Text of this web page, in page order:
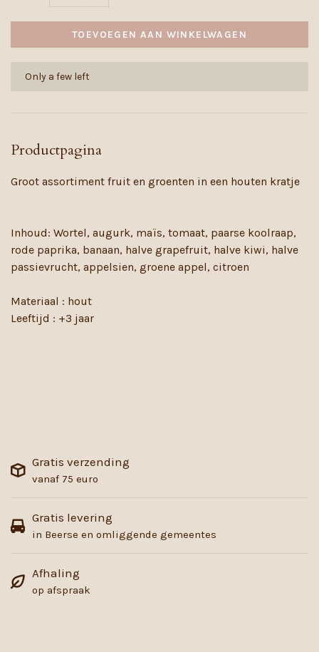
TOEVOEGEN AAN WINKELWAGEN
Only a few left
Productpagina
Groot assortiment fruit en groenten in een houten kratje
Inhoud: Wortel, augurk, maïs, tomaat, paarse koolraap,
rode paprika, banaan, halve grapefruit, halve kiwi, halve
passievrucht, appelsien, groene appel, citroen
Materiaal : hout
Leeftijd : +3 jaar
Gratis verzending
vanaf 75 euro
Gratis levering
in Beerse en omliggende gemeentes
Afhaling
op afspraak